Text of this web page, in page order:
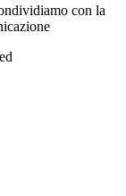
con la